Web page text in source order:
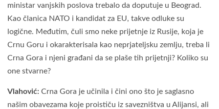
ministar vanjskih poslova trebalo da doputuje u Beograd.
Kao članica NATO i kandidat za EU, takve odluke su
logične. Međutim, čuli smo neke prijetnje iz Rusije, koja je
Crnu Goru i okarakterisala kao neprjateljsku zemlju, treba li
Crna Gora i njeni građani da se plaše tih prijetnji? Koliko su
one stvarne?
Vlahović: Crna Gora je učinila i čini ono što je saglasno
našim obavezama koje proističu iz savezništva u Alijansi, ali